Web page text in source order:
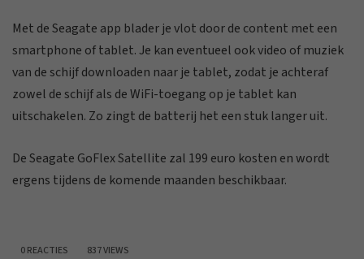
Met de Seagate app blader je vlot door de content met een
smartphone of tablet. Je kan eventueel ook video of muziek
van de schijf downloaden naar je tablet, zodat je achteraf
zowel de schijf als de WiFi-toegang op je tablet kan
uitschakelen. Zo zingt de batterij het een stuk langer uit.
De Seagate GoFlex Satellite zal 199 euro kosten en wordt
ergens tijdens de komende maanden beschikbaar.
0 REACTIES 837 VIEWS